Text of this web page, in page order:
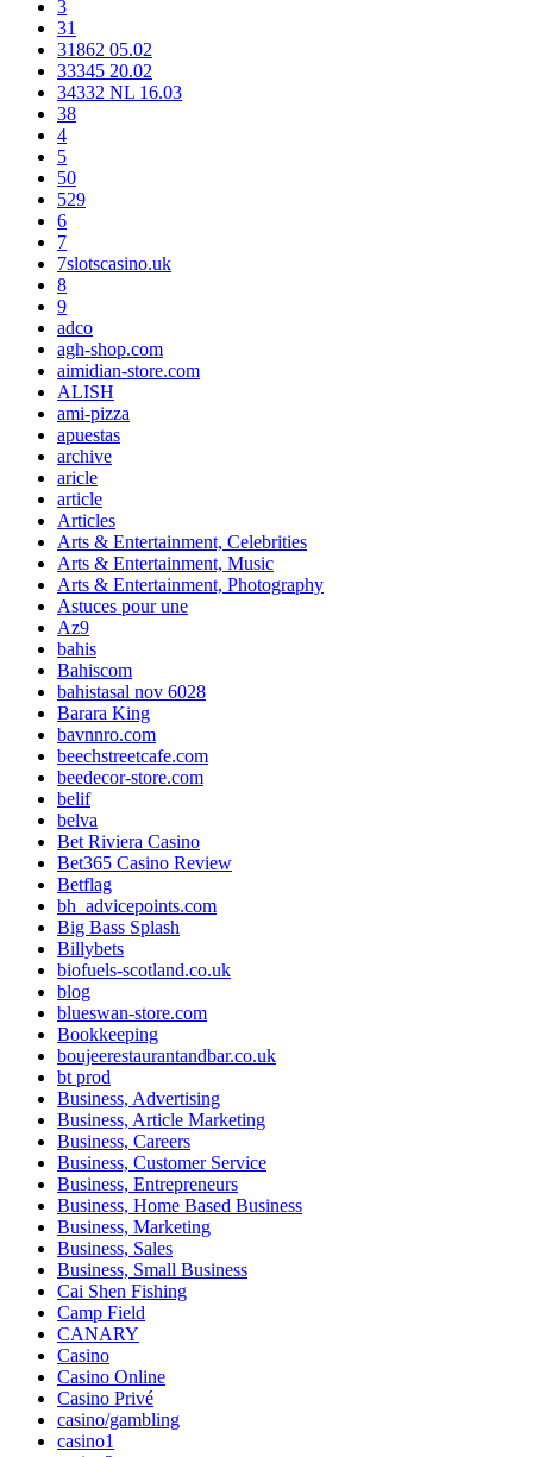
3
31
31862 05.02
33345 20.02
34332 NL 16.03
38
4
5
50
529
6
7
7slotscasino.uk
8
9
adco
agh-shop.com
aimidian-store.com
ALISH
ami-pizza
apuestas
archive
aricle
article
Articles
Arts & Entertainment, Celebrities
Arts & Entertainment, Music
Arts & Entertainment, Photography
Astuces pour une
Az9
bahis
Bahiscom
bahistasal nov 6028
Barara King
bavnnro.com
beechstreetcafe.com
beedecor-store.com
belif
belva
Bet Riviera Casino
Bet365 Casino Review
Betflag
bh_advicepoints.com
Big Bass Splash
Billybets
biofuels-scotland.co.uk
blog
blueswan-store.com
Bookkeeping
boujeerestaurantandbar.co.uk
bt prod
Business, Advertising
Business, Article Marketing
Business, Careers
Business, Customer Service
Business, Entrepreneurs
Business, Home Based Business
Business, Marketing
Business, Sales
Business, Small Business
Cai Shen Fishing
Camp Field
CANARY
Casino
Casino Online
Casino Privé
casino/gambling
casino1